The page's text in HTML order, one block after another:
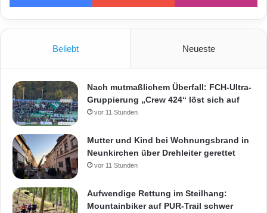
Beliebt Neueste
Nach mutmaßlichem Überfall: FCH-Ultra-
Gruppierung „Crew 424“ löst sich auf
vor 11 Stunden
Mutter und Kind bei Wohnungsbrand in
Neunkirchen über Drehleiter gerettet
vor 11 Stunden
Aufwendige Rettung im Steilhang:
Mountainbiker auf PUR-Trail schwer